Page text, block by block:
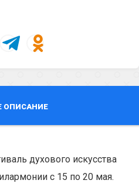
ОПИСАНИЕ
духового искусства
с 15 по 20 мая.